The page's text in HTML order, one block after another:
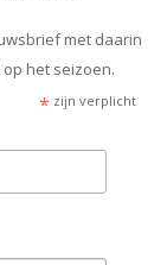
met daarin
het seizoen.
* zijn verplicht